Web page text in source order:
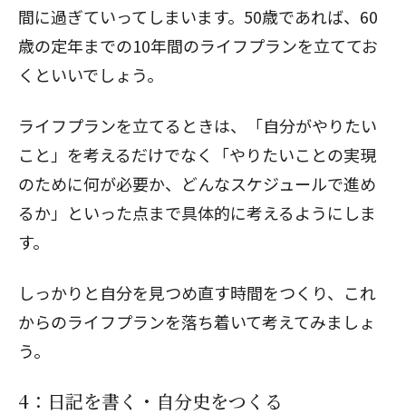
間に過ぎていってしまいます。50歳であれば、60
歳の定年までの10年間のライフプランを立ててお
くといいでしょう。
ライフプランを立てるときは、「自分がやりたい
こと」を考えるだけでなく「やりたいことの実現
のために何が必要か、どんなスケジュールで進め
るか」といった点まで具体的に考えるようにしま
す。
しっかりと自分を見つめ直す時間をつくり、これ
からのライフプランを落ち着いて考えてみましょ
う。
4：日記を書く・自分史をつくる